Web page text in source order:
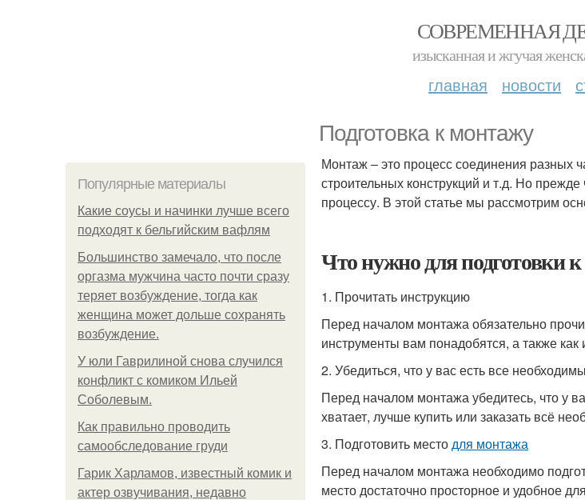
СОВРЕМЕННАЯ
изысканная и жгучая
главная новости
Подготовка к монтажу
Популярные материалы
Какие соусы и начинки лучше всего
подходят к бельгийским вафлям
Большинство замечало, что после
оргазма мужчина часто почти сразу
теряет возбуждение, тогда как
женщина может дольше сохранять
возбуждение.
У юли Гаврилиной снова случился
конфликт с комиком Ильей
Соболевым.
Как правильно проводить
самообследование груди
Гарик Харламов, известный комик и
актер озвучивания, недавно
Монтаж – это процесс соединения разных
строительных конструкций и т.д. Но
процессу. В этой статье мы рассмотрим
Что нужно для подготовки
1. Прочитать инструкцию
Перед началом монтажа обязательно
инструменты вам понадобятся, а также
2. Убедиться, что у вас есть все
Перед началом монтажа убедитесь, что у
хватает, лучше купить или заказать всё
3. Подготовить местодля монтажа
Перед началом монтажа необходимо
место достаточно просторное и удобное